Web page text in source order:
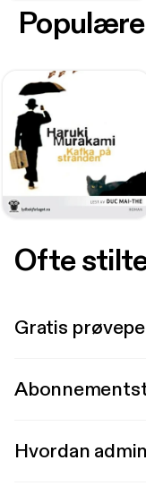
Ofte
Gratis
Hvordan